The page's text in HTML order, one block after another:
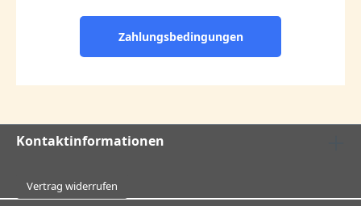
Zahlungsbedingungen
Kontaktinformationen
Vertrag widerrufen